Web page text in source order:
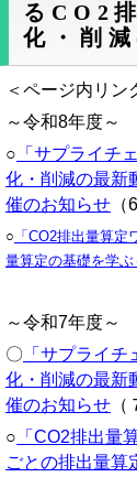
るCO2
化・削
＜ページ内リン
～令和8年度～
○ 「サプライチ
化・削減の最新
催のお知らせ
○ 「CO2排出量算
量算定の基礎を学
～令和7年度～
〇 「サプライ
化・削減の最新
催のお知らせ
○ 「CO2排出量
ごとの排出量算